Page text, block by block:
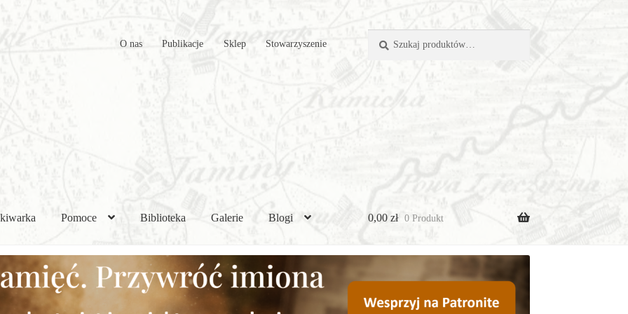
O nas Publikacje Sklep Stowarzyszenie
Pomoce Biblioteka Galerie Blogi 0,00 zł 0 Produkt